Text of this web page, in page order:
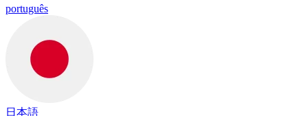
português
日本語